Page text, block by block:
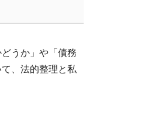
うか」や「債務
、法的整理と私